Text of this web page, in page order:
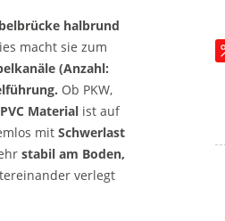
halbrund
macht sie zum
(Anzahl:
Ob PKW,
Material ist auf
mit Schwerlast
stabil am Boden,
verlegt